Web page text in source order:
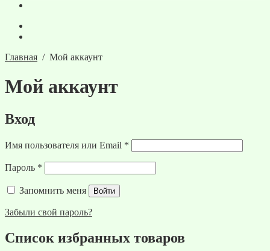
Главная / Мой аккаунт
Мой аккаунт
Вход
Имя пользователя или Email *
Пароль *
Запомнить меня Войти
Забыли свой пароль?
Список избранных товаров